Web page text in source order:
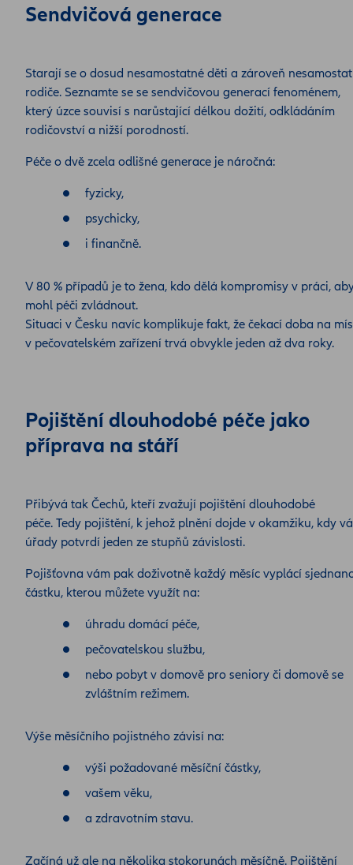
Sendvičová generace
Starají se o dosud nesamostatné děti a zároveň
rodiče. Seznamte se se sendvičovou generací fenoménem,
který úzce souvisí s narůstající délkou dožití, odkládáním
rodičovství a nižší porodností.
Péče o dvě zcela odlišné generace je náročná:
fyzicky,
psychicky,
i finančně.
V 80 % případů je to žena, kdo dělá kompromisy v práci,
mohl péči zvládnout.
Situaci v Česku navíc komplikuje fakt, že čekací doba na
v pečovatelském zařízení trvá obvykle jeden až dva roky.
Pojištění dlouhodobé péče jako
příprava na stáří
Přibývá tak Čechů, kteří zvažují pojištění dlouhodobé
péče. Tedy pojištění, k jehož plnění dojde v okamžiku, kdy
úřady potvrdí jeden ze stupňů závislosti.
Pojišťovna vám pak doživotně každý měsíc vyplácí
částku, kterou můžete využít na:
úhradu domácí péče,
pečovatelskou službu,
nebo pobyt v domově pro seniory či domově se
zvláštním režimem.
Výše měsíčního pojistného závisí na:
výši požadované měsíční částky,
vašem věku,
a zdravotním stavu.
Začíná už ale na několika stokorunách měsíčně. Pojištění